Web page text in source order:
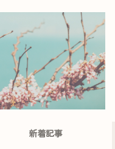
新着記事